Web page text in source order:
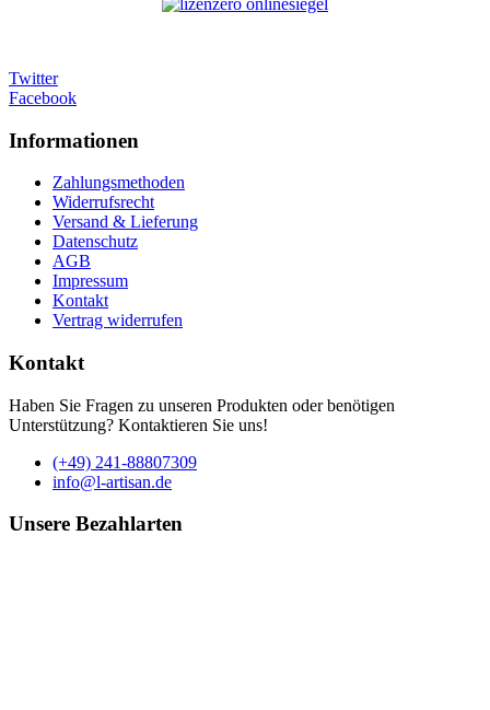
Twitter
Facebook
Informationen
Zahlungsmethoden
Widerrufsrecht
Versand & Lieferung
Datenschutz
AGB
Impressum
Kontakt
Vertrag widerrufen
Kontakt
Haben Sie Fragen zu unseren Produkten oder benötigen
Unterstützung? Kontaktieren Sie uns!
(+49) 241-88807309
info@l-artisan.de
Unsere Bezahlarten